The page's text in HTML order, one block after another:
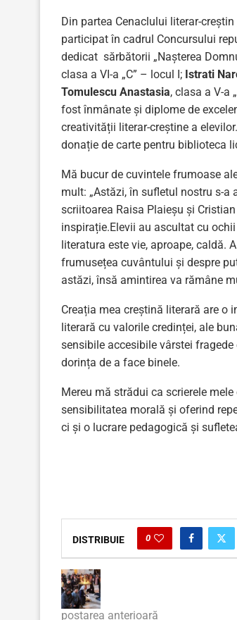
Din partea Cenaclului literar-
participat în cadrul Concursului
dedicat sărbătorii „Nașterea
clasa a VI-a „C” – locul I; Istrati
Tomulescu Anastasia, clasa a V-a
fost înmânate și diplome de
creativității literar-creștine a
donație de carte pentru biblioteca
Mă bucur de cuvintele frumoase
mult: „Astăzi, în sufletul nostru s-
scriitoarea Raisa Plaieșu și
inspirație.Elevii au ascultat cu
literatura este vie, aproape, caldă.
frumusețea cuvântului și despre
astăzi, însă amintirea va rămâne
Creația mea creștină literară are o
literară cu valorile credinței, ale
sensibile accesibile vârstei
dorința de a face binele.
Mereu mă strădui ca scrierele
sensibilitatea morală și oferind
ci și o lucrare pedagogică și
DISTRIBUIE 0
postarea anterioară